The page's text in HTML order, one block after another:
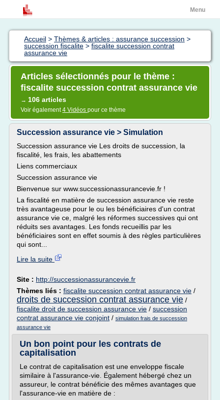
Menu
Accueil > Thèmes & articles : assurance succession >
succession fiscalite > fiscalite succession contrat
assurance vie
Articles sélectionnés pour le thème :
fiscalite succession contrat assurance vie
→ 106 articles
Voir également4 Vidéos pour ce thème
Succession assurance vie > Simulation
Succession assurance vie Les droits de succession, la
fiscalité, les frais, les abattements
Liens commerciaux
Succession assurance vie
Bienvenue sur www.successionassurancevie.fr !
La fiscalité en matière de succession assurance vie reste
très avantageuse pour le ou les bénéficiaires d'un contrat
assurance vie ce, malgré les réformes successives qui ont
réduits ses avantages. Les fonds recueillis par les
bénéficiaires sont en effet soumis à des règles particulières
qui sont...
Lire la suite
Site : http://successionassurancevie.fr
Thèmes liés : fiscalite succession contrat assurance vie /
droits de succession contrat assurance vie /
fiscalite droit de succession assurance vie / succession
contrat assurance vie conjoint / simulation frais de succession
assurance vie
Un bon point pour les contrats de
capitalisation
Le contrat de capitalisation est une enveloppe fiscale
similaire à l'assurance-vie. Également hébergé chez un
assureur, le contrat bénéficie des mêmes avantages que
l'assurance-vie en matière de :